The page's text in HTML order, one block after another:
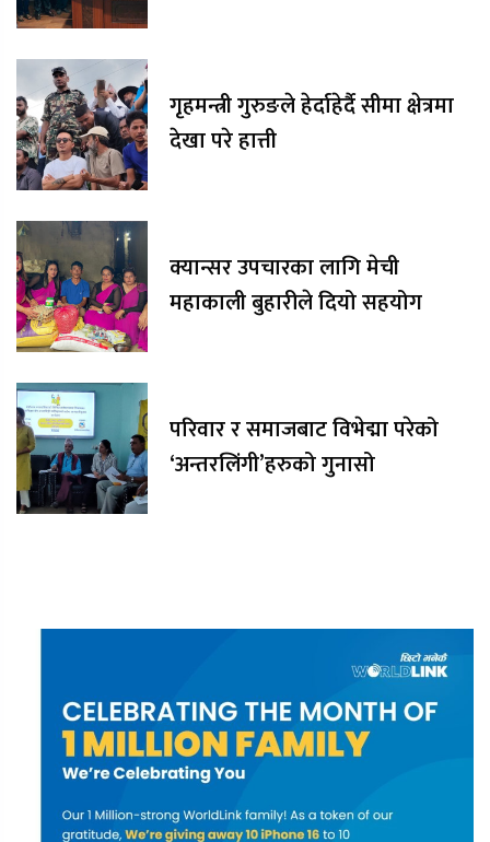
गृहमन्त्री गुरुङले हेर्दाहेर्दै सीमा क्षेत्रमा
देखा परे हात्ती
क्यान्सर उपचारका लागि मेची
महाकाली बुहारीले दियो सहयोग
परिवार र समाजबाट विभेद्मा परेको
‘अन्तरलिंगी’हरुको गुनासो